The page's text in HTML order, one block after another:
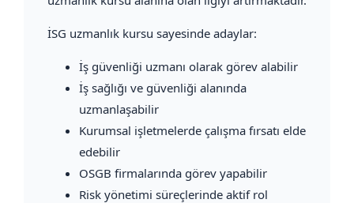
İSG uzmanlık kursu sayesinde adaylar:
İş güvenliği uzmanı olarak görev alabilir
İş sağlığı ve güvenliği alanında
uzmanlaşabilir
Kurumsal işletmelerde çalışma fırsatı elde
edebilir
OSGB firmalarında görev yapabilir
Risk yönetimi süreçlerinde aktif rol